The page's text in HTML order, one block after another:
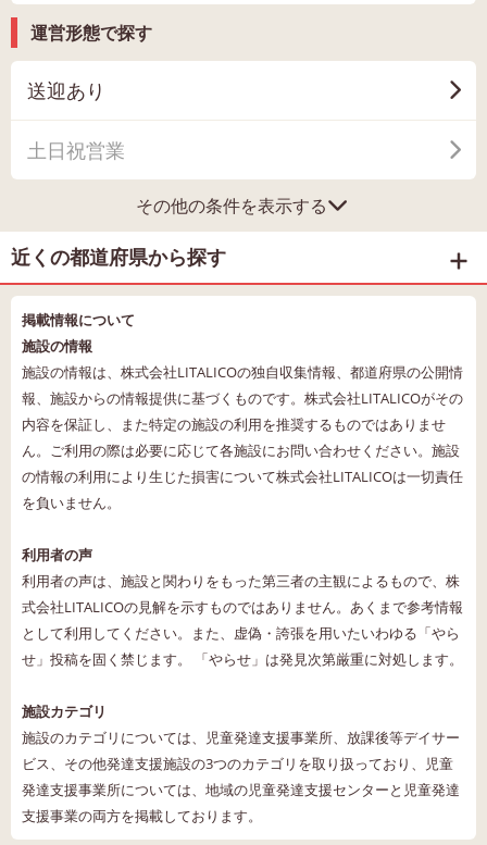
運営形態で探す
送迎あり
土日祝営業
その他の条件を表示する
近くの都道府県から探す
掲載情報について
施設の情報
施設の情報は、株式会社LITALICOの独自収集情報、都道府県の公開情
報、施設からの情報提供に基づくものです。株式会社LITALICOがその
内容を保証し、また特定の施設の利用を推奨するものではありませ
ん。ご利用の際は必要に応じて各施設にお問い合わせください。施設
の情報の利用により生じた損害について株式会社LITALICOは一切責任
を負いません。
利用者の声
利用者の声は、施設と関わりをもった第三者の主観によるもので、株
式会社LITALICOの見解を示すものではありません。あくまで参考情報
として利用してください。また、虚偽・誇張を用いたいわゆる「やら
せ」投稿を固く禁じます。 「やらせ」は発見次第厳重に対処します。
施設カテゴリ
施設のカテゴリについては、児童発達支援事業所、放課後等デイサー
ビス、その他発達支援施設の3つのカテゴリを取り扱っており、児童
発達支援事業所については、地域の児童発達支援センターと児童発達
支援事業の両方を掲載しております。